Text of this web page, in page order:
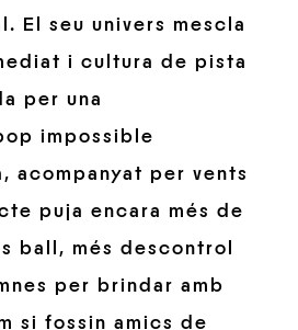
El seu univers mescla
i cultura de pista
per una
impossible
acompanyat per vents
puja encara més de
ball, més descontrol
per brindar amb
si fossin amics de